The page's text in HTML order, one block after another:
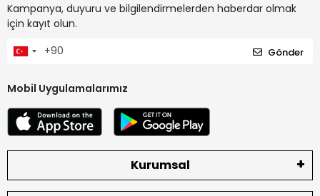
Kampanya, duyuru ve bilgilendirmelerden haberdar olmak
için kayıt olun.
Gönder
Mobil Uygulamalarımız
Kurumsal